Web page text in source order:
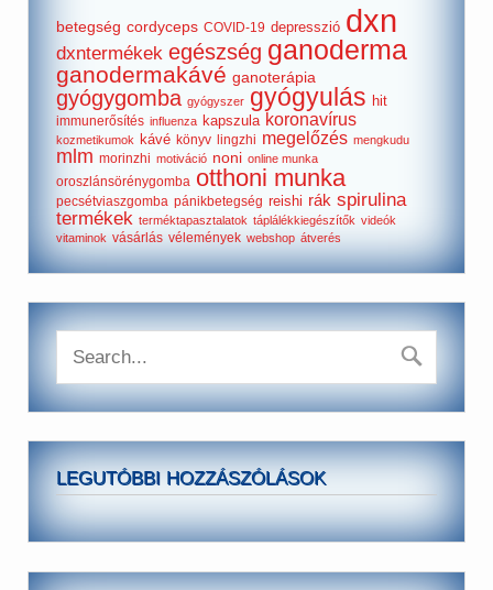
betegség cordyceps COVID-19 depresszió dxn
dxntermékek egészség ganoderma
ganodermakávé ganoterápia
gyógygomba gyógyszer gyógyulás hit
immunerősítés influenza kapszula koronavírus
kozmetikumok kávé könyv lingzhi megelőzés mengkudu
mlm morinzhi motiváció noni online munka
oroszlánsörénygomba otthoni munka
pecsétviaszgomba pánikbetegség reishi rák spirulina
termékek terméktapasztalatok táplálékkiegészítők videók
vitaminok vásárlás vélemények webshop átverés
LEGUTÓBBI HOZZÁSZÓLÁSOK